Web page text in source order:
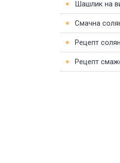
Шашлик на
Смачна
Рецепт
Рецепт